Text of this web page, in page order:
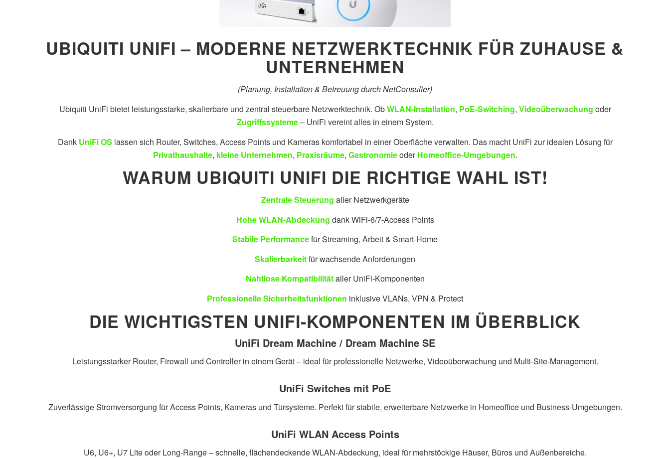
UBIQUITI UNIFI – MODERNE NETZWERKTECHNIK FÜR ZUHAUSE &
UNTERNEHMEN
(Planung, Installation & Betreuung durch NetConsulter)
Ubiquiti UniFi bietet leistungsstarke, skalierbare und zentral steuerbare Netzwerktechnik. ObWLAN‑Installation, PoE‑Switching, Videoüberwachung oder
Zugriffssysteme– UniFi vereint alles in einem System.
Dank UniFi OS lassen sich Router, Switches, Access Points und Kameras komfortabel in einer Oberfläche verwalten. Das macht UniFi zur idealen Lösung für
Privathaushalte, kleine Unternehmen, Praxisräume, GastronomieoderHomeoffice‑Umgebungen.
WARUM UBIQUITI UNIFI DIE RICHTIGE WAHL IST!
Zentrale Steuerung aller Netzwerkgeräte
Hohe WLAN‑Abdeckung dank WiFi‑6/7‑Access Points
Stabile Performancefür Streaming, Arbeit & Smart‑Home
Skalierbarkeitfür wachsende Anforderungen
Nahtlose Kompatibilitätaller UniFi‑Komponenten
Professionelle Sicherheitsfunktionen inklusive VLANs, VPN & Protect
DIE WICHTIGSTEN UNIFI‑KOMPONENTEN IM ÜBERBLICK
UniFi Dream Machine / Dream Machine SE
Leistungsstarker Router, Firewall und Controller in einem Gerät – ideal für professionelle Netzwerke, Videoüberwachung und Multi‑Site‑Management.
UniFi Switches mit PoE
Zuverlässige Stromversorgung für Access Points, Kameras und Türsysteme. Perfekt für stabile, erweiterbare Netzwerke in Homeoffice und Business‑Umgebungen.
UniFi WLAN Access Points
U6, U6+, U7 Lite oder Long‑Range – schnelle, flächendeckende WLAN‑Abdeckung, ideal für mehrstöckige Häuser, Büros und Außenbereiche.